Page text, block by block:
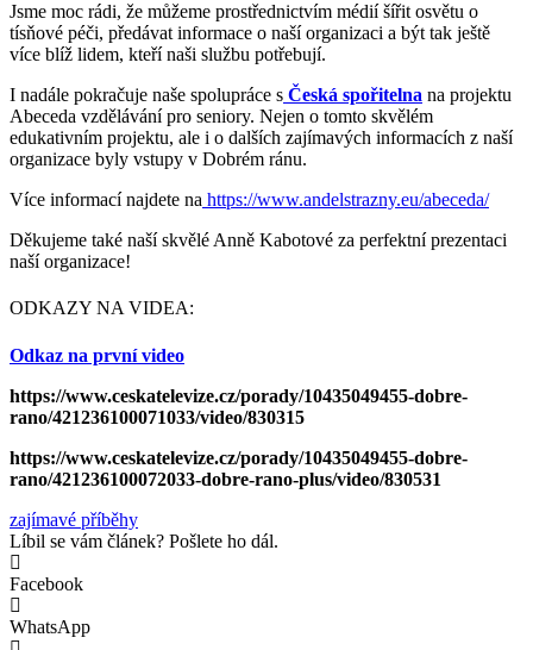
Jsme moc rádi, že můžeme prostřednictvím médií šířit osvětu o
tísňové péči, předávat informace o naší organizaci a být tak ještě
více blíž lidem, kteří naši službu potřebují.
I nadále pokračuje naše spolupráce s Česká spořitelna na projektu
Abeceda vzdělávání pro seniory. Nejen o tomto skvělém
edukativním projektu, ale i o dalších zajímavých informacích z naší
organizace byly vstupy v Dobrém ránu.
Více informací najdete na https://www.andelstrazny.eu/abeceda/
Děkujeme také naší skvělé Anně Kabotové za perfektní prezentaci
naší organizace!
ODKAZY NA VIDEA:
Odkaz na první video
https://www.ceskatelevize.cz/porady/10435049455-dobre-
rano/421236100071033/video/830315
https://www.ceskatelevize.cz/porady/10435049455-dobre-
rano/421236100072033-dobre-rano-plus/video/830531
zajímavé příběhy
Líbil se vám článek? Pošlete ho dál.
Facebook
WhatsApp